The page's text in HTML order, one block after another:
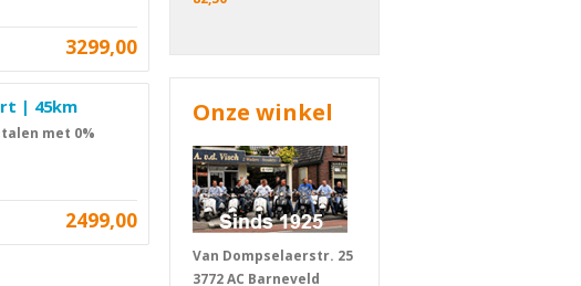
3299,00
| 45km
met 0%
2499,00
Onze winkel
Van Dompselaerstr. 25
3772 AC Barneveld